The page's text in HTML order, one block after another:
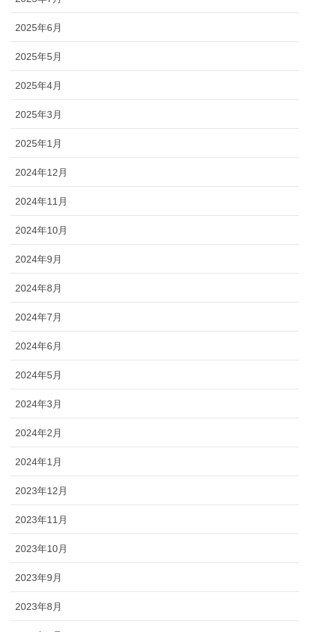
2025年6月
2025年5月
2025年4月
2025年3月
2025年1月
2024年12月
2024年11月
2024年10月
2024年9月
2024年8月
2024年7月
2024年6月
2024年5月
2024年3月
2024年2月
2024年1月
2023年12月
2023年11月
2023年10月
2023年9月
2023年8月